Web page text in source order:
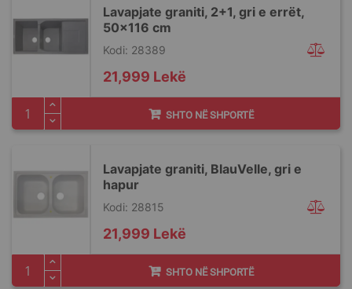
Lavapjate graniti, 2+1, gri e errët,
50x116 cm
Kodi: 28389
21,999 Lekë
SHTO NË SHPORTË
Lavapjate graniti, BlauVelle, gri e
hapur
Kodi: 28815
21,999 Lekë
SHTO NË SHPORTË